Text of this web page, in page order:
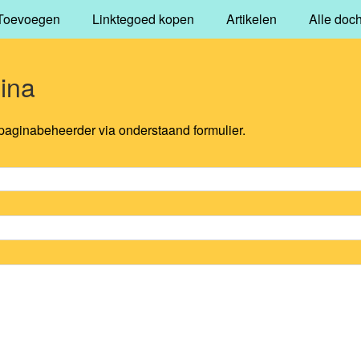
Linktegoed kopen Artikelen Alle
via onderstaand formulier.